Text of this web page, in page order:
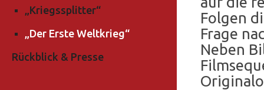
„Kriegssplitter“
„Der Erste Weltkrieg“
Rückblick & Presse
Folgen
Frage
Neben